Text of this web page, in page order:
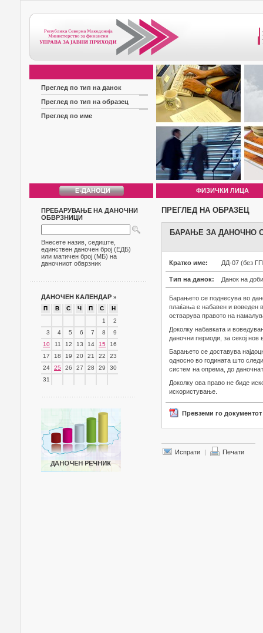
Преглед по тип на данок
Преглед по тип на образец
Преглед по име
ФИЗИЧКИ ЛИЦА
ПРЕБАРУВАЊЕ НА ДАНОЧНИ
ОБВРЗНИЦИ
Внесете назив, седиште,
единствен даночен број (ЕДБ)
или матичен број (МБ) на
даночниот обврзник
ДАНОЧЕН КАЛЕНДАР »
П В С Ч П С
Н
1
2
3
4 5 6 7 8
9
10
11 12 13 14 15
16
17
18 19 20 21 22
23
24
25 26 27 28 29
30
31
ПРЕГЛЕД НА ОБРАЗЕЦ
БАРАЊЕ ЗА ДАНОЧНО
Кратко име: ДД-07 (без
Тип на данок: Данок на
Барањето се поднесува во
плаќања е набавен и воведен
остварува правото на
Доколку набавката и
даночни периоди, за секој
Барањето се доставува
односно во годината што
систем на опрема, до
Доколку ова право не биде
искористување.
Превземи го документот
Испрати | Печати